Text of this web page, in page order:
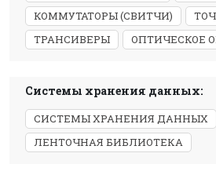
КОММУТАТОРЫ (СВИТЧИ)
ТРАНСИВЕРЫ
ОПТИЧЕСКОЕ
Системы хранения данных:
СИСТЕМЫ ХРАНЕНИЯ ДАННЫХ
ЛЕНТОЧНАЯ БИБЛИОТЕКА